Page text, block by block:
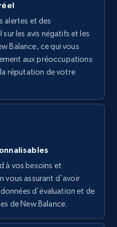
rating, Product
max, Rating,
Gtin,
Top reviews, and
alertes et des
les avis négatifs et les
Balance, ce qui vous
aux préoccupations
réputation de votre
à vos besoins et
vous assurant d'avoir
d'évaluation et de
de New Balance.